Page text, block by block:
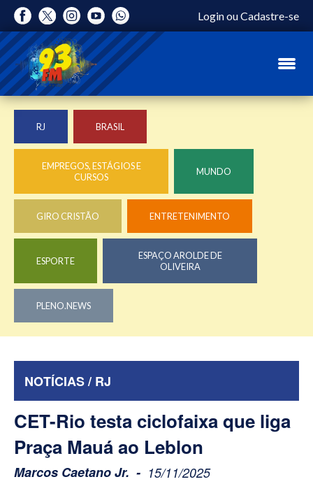
LoginouCadastre-se
RJ BRASIL
EMPREGOS, ESTÁGIOS E
CURSOS
MUNDO
GIRO CRISTÃO ENTRETENIMENTO
ESPORTE
ESPAÇO AROLDE DE
OLIVEIRA
PLENO.NEWS
NOTÍCIAS / RJ
CET-Rio testa ciclofaixa que liga
Praça Mauá ao Leblon
Marcos Caetano Jr. 15/11/2025